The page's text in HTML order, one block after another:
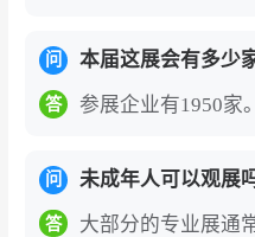
问 本届这展会有多少
答 参展企业有1950家。
问 未成年人可以观展
答
大部分的专业展通